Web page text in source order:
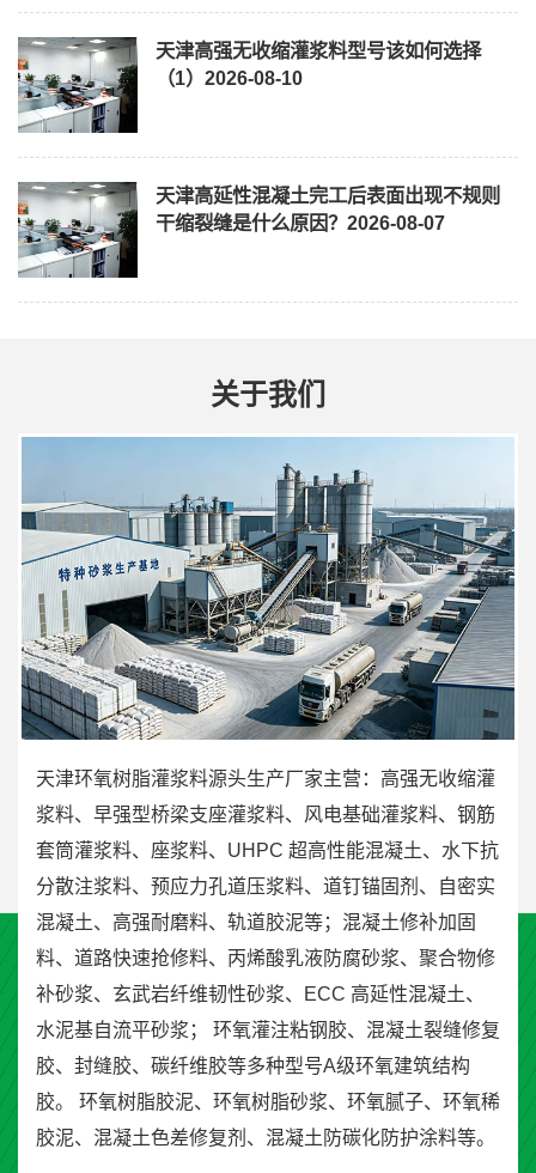
天津高强无收缩灌浆料型号该如何选择
（1） 2026-08-10
天津高延性混凝土完工后表面出现不规则
干缩裂缝是什么原因？ 2026-08-07
关于我们
天津环氧树脂灌浆料源头生产厂家主营：高强无收缩灌
浆料、早强型桥梁支座灌浆料、风电基础灌浆料、钢筋
套筒灌浆料、座浆料、UHPC 超高性能混凝土、水下抗
分散注浆料、预应力孔道压浆料、道钉锚固剂、自密实
混凝土、高强耐磨料、轨道胶泥等；混凝土修补加固
料、道路快速抢修料、丙烯酸乳液防腐砂浆、聚合物修
补砂浆、玄武岩纤维韧性砂浆、ECC 高延性混凝土、
水泥基自流平砂浆； 环氧灌注粘钢胶、混凝土裂缝修复
胶、封缝胶、碳纤维胶等多种型号A级环氧建筑结构
胶。 环氧树脂胶泥、环氧树脂砂浆、环氧腻子、环氧稀
胶泥、混凝土色差修复剂、混凝土防碳化防护涂料等。